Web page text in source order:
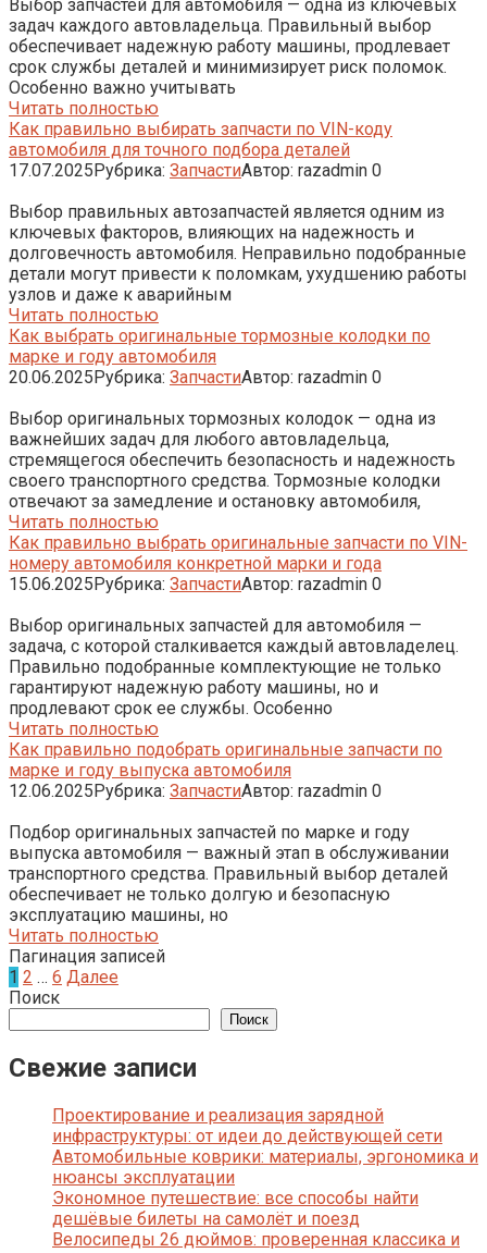
Выбор запчастей для автомобиля — одна из ключевых
задач каждого автовладельца. Правильный выбор
обеспечивает надежную работу машины, продлевает
срок службы деталей и минимизирует риск поломок.
Особенно важно учитывать
Читать полностью
Как правильно выбирать запчасти по VIN-коду
автомобиля для точного подбора деталей
17.07.2025Рубрика: ЗапчастиАвтор: razadmin 0
Выбор правильных автозапчастей является одним из
ключевых факторов, влияющих на надежность и
долговечность автомобиля. Неправильно подобранные
детали могут привести к поломкам, ухудшению работы
узлов и даже к аварийным
Читать полностью
Как выбрать оригинальные тормозные колодки по
марке и году автомобиля
20.06.2025Рубрика: ЗапчастиАвтор: razadmin 0
Выбор оригинальных тормозных колодок — одна из
важнейших задач для любого автовладельца,
стремящегося обеспечить безопасность и надежность
своего транспортного средства. Тормозные колодки
отвечают за замедление и остановку автомобиля,
Читать полностью
Как правильно выбрать оригинальные запчасти по VIN-
номеру автомобиля конкретной марки и года
15.06.2025Рубрика: ЗапчастиАвтор: razadmin 0
Выбор оригинальных запчастей для автомобиля —
задача, с которой сталкивается каждый автовладелец.
Правильно подобранные комплектующие не только
гарантируют надежную работу машины, но и
продлевают срок ее службы. Особенно
Читать полностью
Как правильно подобрать оригинальные запчасти по
марке и году выпуска автомобиля
12.06.2025Рубрика: ЗапчастиАвтор: razadmin 0
Подбор оригинальных запчастей по марке и году
выпуска автомобиля — важный этап в обслуживании
транспортного средства. Правильный выбор деталей
обеспечивает не только долгую и безопасную
эксплуатацию машины, но
Читать полностью
Пагинация записей
1 2 … 6 Далее
Поиск
Поиск
Свежие записи
Проектирование и реализация зарядной
инфраструктуры: от идеи до действующей сети
Автомобильные коврики: материалы, эргономика и
нюансы эксплуатации
Экономное путешествие: все способы найти
дешёвые билеты на самолёт и поезд
Велосипеды 26 дюймов: проверенная классика и